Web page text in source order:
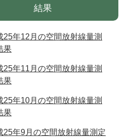
結果
25年12月の空間放射線量測
果
25年11月の空間放射線量測
果
25年10月の空間放射線量測
果
25年9月の空間放射線量測定